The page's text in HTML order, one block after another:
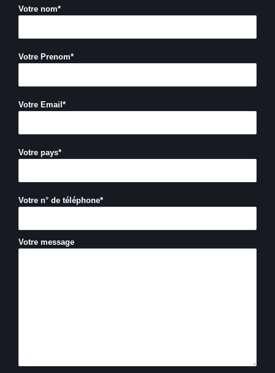
Votre nom*
Votre Prenom*
Votre Email*
Votre pays*
Votre n° de téléphone*
Votre message